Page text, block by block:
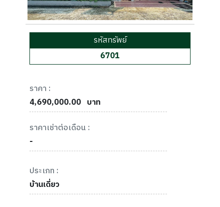
รหัสทรัพย์
6701
ราคา :
4,690,000.00 บาท
ราคาเช่าต่อเดือน :
-
ประเภท :
บ้านเดี่ยว